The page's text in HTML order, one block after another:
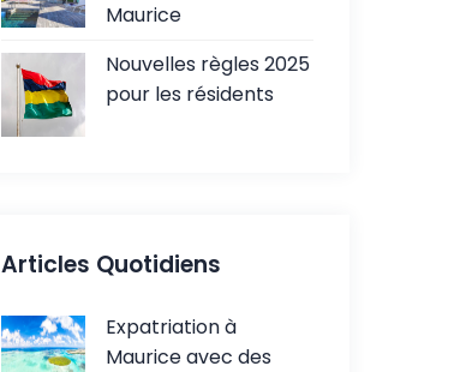
Maurice
Nouvelles règles 2025
pour les résidents
Articles Quotidiens
Expatriation à
Maurice avec des